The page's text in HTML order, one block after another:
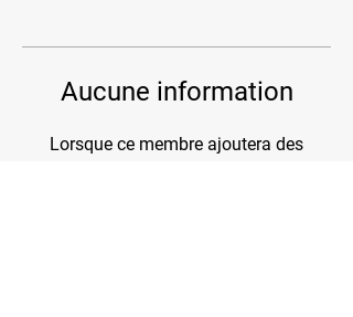
Aucune information
Lorsque ce membre ajoutera des